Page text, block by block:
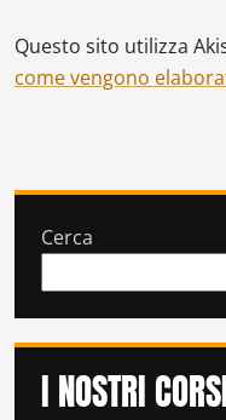
Questo sito utilizza
come vengono
Cerca
I NOSTRI